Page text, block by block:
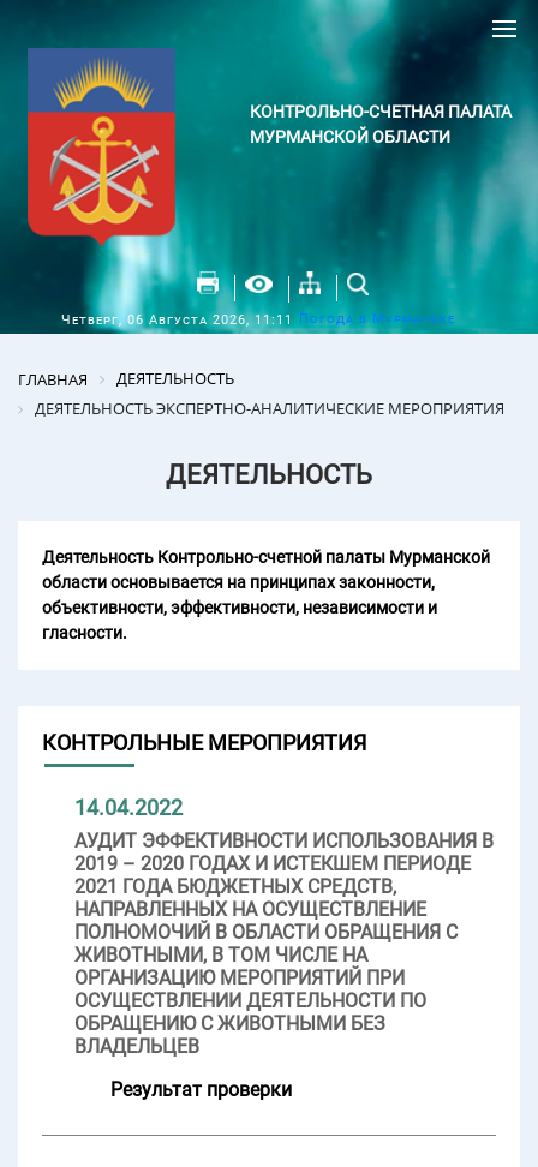
КОНТРОЛЬНО-СЧЕТНАЯ ПАЛАТА
МУРМАНСКОЙ ОБЛАСТИ
Четверг, 06 Августа 2026, 11:11 Погода в Мурманске
ГЛАВНАЯ
ДЕЯТЕЛЬНОСТЬ
ДЕЯТЕЛЬНОСТЬ ЭКСПЕРТНО-АНАЛИТИЧЕСКИЕ МЕРОПРИЯТИЯ
ДЕЯТЕЛЬНОСТЬ
Деятельность Контрольно-счетной палаты Мурманской
области основывается на принципах законности,
объективности, эффективности, независимости и
гласности.
КОНТРОЛЬНЫЕ МЕРОПРИЯТИЯ
14.04.2022
АУДИТ ЭФФЕКТИВНОСТИ ИСПОЛЬЗОВАНИЯ В
2019 – 2020 ГОДАХ И ИСТЕКШЕМ ПЕРИОДЕ
2021 ГОДА БЮДЖЕТНЫХ СРЕДСТВ,
НАПРАВЛЕННЫХ НА ОСУЩЕСТВЛЕНИЕ
ПОЛНОМОЧИЙ В ОБЛАСТИ ОБРАЩЕНИЯ С
ЖИВОТНЫМИ, В ТОМ ЧИСЛЕ НА
ОРГАНИЗАЦИЮ МЕРОПРИЯТИЙ ПРИ
ОСУЩЕСТВЛЕНИИ ДЕЯТЕЛЬНОСТИ ПО
ОБРАЩЕНИЮ С ЖИВОТНЫМИ БЕЗ
ВЛАДЕЛЬЦЕВ
Результат проверки